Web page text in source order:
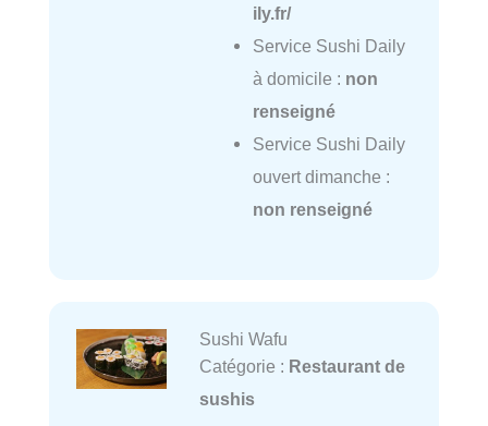
ily.fr/
Service Sushi Daily
à domicile : non
renseigné
Service Sushi Daily
ouvert dimanche :
non renseigné
Sushi Wafu
Catégorie : Restaurant de
sushis